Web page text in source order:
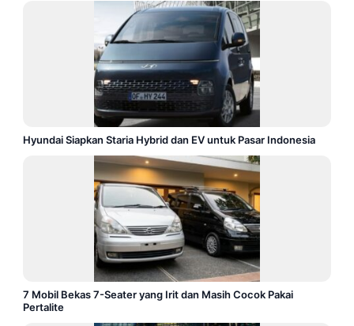
Hyundai Siapkan Staria Hybrid dan EV untuk Pasar Indonesia
7 Mobil Bekas 7-Seater yang Irit dan Masih Cocok Pakai
Pertalite